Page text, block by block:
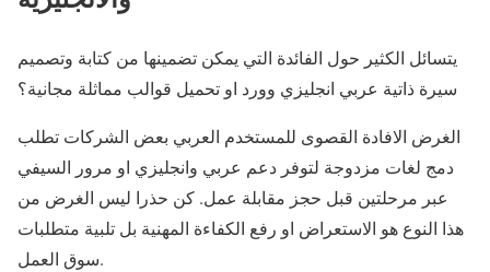
يتسائل الكثير حول الفائدة التي يمكن تضمينها من كتابة وتصميم
سيرة ذاتية عربي انجليزي وورد او تحميل قوالب مماثلة مجانية؟
الغرض الافادة القصوى للمستخدم العربي بعض الشركات تطلب
دمج لغات مزدوجة لتوفر دعم عربي وانجليزي او مرور السيفي
عبر مرحلتين قبل حجز مقابلة عمل. كن حذرا ليس الغرض من
هذا النوع هو الاستعراض او رفع الكفاءة المهنية بل تلبية متطلبات
سوق العمل.